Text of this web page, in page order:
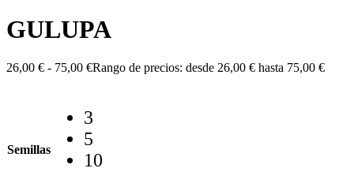
GULUPA
26,00 € - 75,00 €Rango de precios: desde 26,00 € hasta 75,00 €
Semillas
3
5
10